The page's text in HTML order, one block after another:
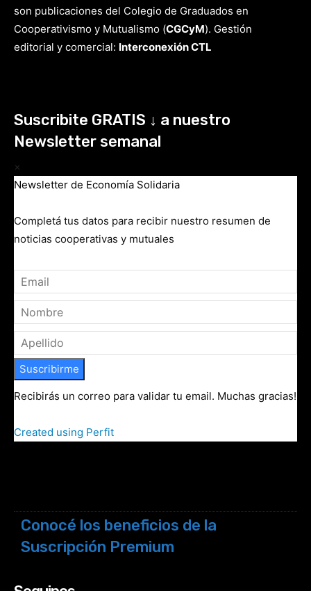
son publicaciones del Colegio de Graduados en
Cooperativismo y Mutualismo (CGCyM). Gestión
editorial y comercial: Interconexión CTL
Suscribite GRATIS ↓ a nuestro
Newsletter semanal
×
Newsletter de Economía Solidaria
Completá tus datos para recibir nuestro resumen de
noticias cooperativas y mutuales
Suscribirme
Recibirás un correo para validar tu email. Muchas gracias!
Created using Perfit
Conocé los beneficios de la
Suscripción Premium